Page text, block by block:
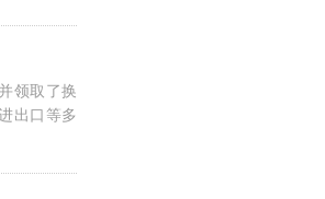
领取了换
出口等多